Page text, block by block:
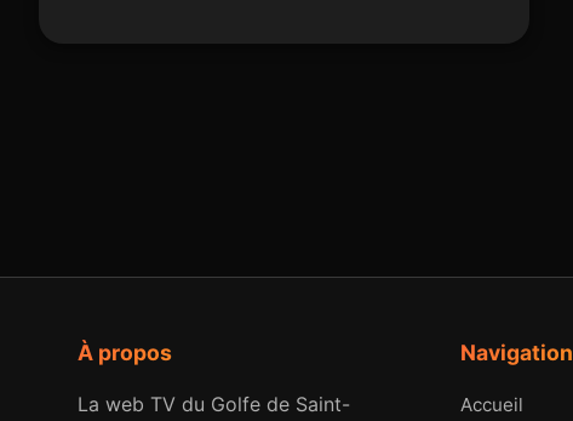
À propos
La web TV du Golfe de Saint-
Navigation
Accueil